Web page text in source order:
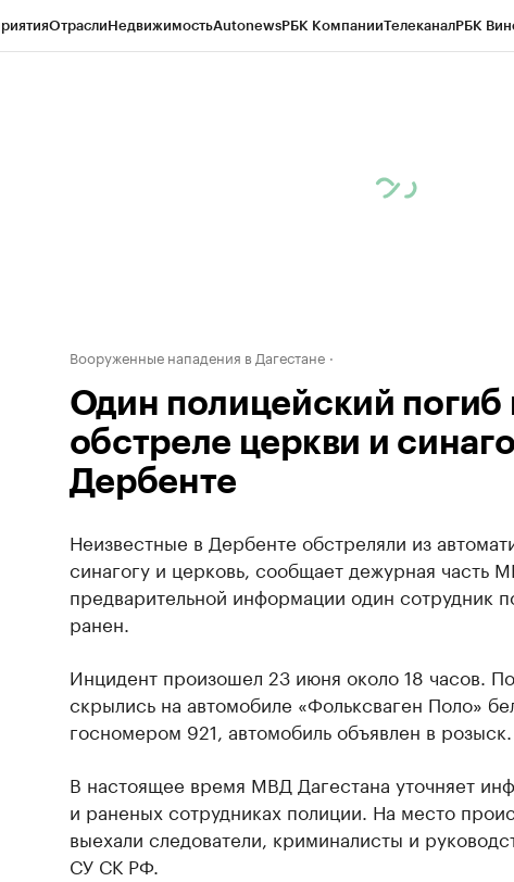
ОтраслиНедвижимостьAutonewsРБК КомпанииТелеканалРБК
Вооруженные нападения в Дагестане
Один полицейский погиб
обстреле церкви и
Дербенте
Неизвестные в Дербенте обстреляли из
синагогу и церковь, сообщает дежурная часть
предварительной информации один сотрудник
ранен.
Инцидент произошел 23 июня около 18 часов.
скрылись на автомобиле «Фольксваген Поло»
госномером 921, автомобиль объявлен в розыск.
В настоящее время МВД Дагестана уточняет
и раненых сотрудниках полиции. На место
выехали следователи, криминалисты и
СУ СК РФ.